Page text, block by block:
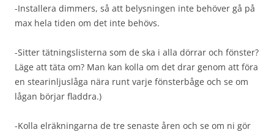
-Installera dimmers, så att belysningen inte behöver gå på
max hela tiden om det inte behövs.
-Sitter tätningslisterna som de ska i alla dörrar och fönster?
Läge att täta om? Man kan kolla om det drar genom att föra
en stearinljuslåga nära runt varje fönsterbåge och se om
lågan börjar fladdra.)
-Kolla elräkningarna de tre senaste åren och se om ni gör